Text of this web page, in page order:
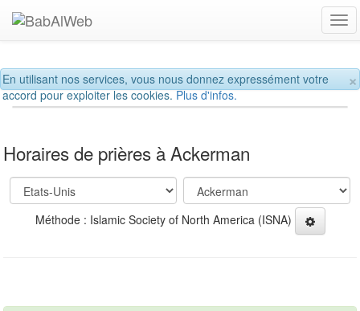
×
En utilisant nos services, vous nous donnez expressément votre
accord pour exploiter les cookies.Plus d'infos.
Horaires de prières à Ackerman
Méthode : Islamic Society of North America (ISNA)